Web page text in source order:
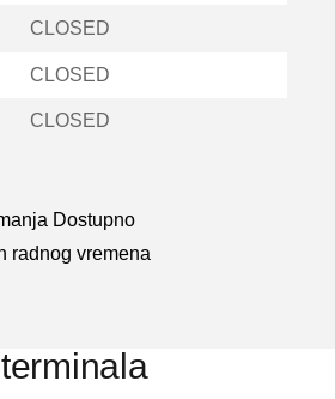
CLOSED
CLOSED
CLOSED
Dostupno
radnog vremena